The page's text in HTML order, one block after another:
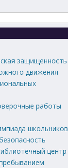
защищенность
движения
работы
школьников
центр